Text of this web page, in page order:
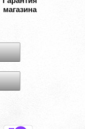
магазина